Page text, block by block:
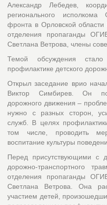
Александр Лебедев,
регионального
фронта в Орловской
отделения пропаганды
Светлана Ветрова, члены
Темой обсуждения
профилактике детского
Открыл заседание врио
Виктор Симбирев. Он
дорожного движения –
нужно с разных сторон,
служб. В целях
том числе, проводить
воспитание культуры
Перед присутствующими с
дорожно-транспортного
отделения пропаганды
Светлана Ветрова. Она
участием детей,